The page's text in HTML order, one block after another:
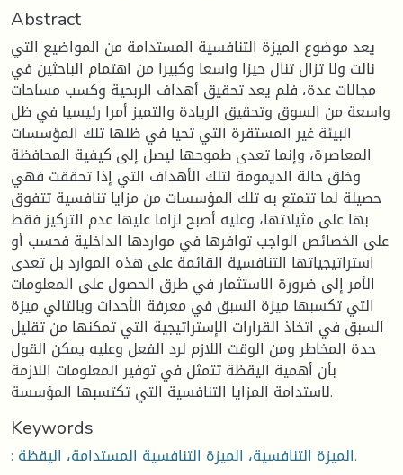
Abstract
يعد موضوع الميزة التنافسية المستدامة من المواضيع التي
نالت ولا تزال تنال حيزا واسعا وكبيرا من اهتمام الباحثين في
مجالات عدة، فلم يعد تحقيق أهداف الربحية وكسب مساحات
واسعة من السوق وتحقيق الريادة والتميز أمرا رئيسيا في ظل
البيئة غير المستقرة التي تحيا في ظلها تلك المؤسسات
المعاصرة، وإنما تعدى طموحها ليصل إلى كيفية المحافظة
وخلق حالة الديمومة لتلك الأهداف التي إذا تحققت فهي
حصيلة لما تتمتع به تلك المؤسسات من مزايا تنافسية تتفوق
بها على مثيلاتها، وعليه أصبح لزاما عليها عدم التركيز فقط
على الخصائص الواجب توافرها في مواردها الداخلية فحسب أو
استراتيجياتها التنافسية القائمة على هذه الموارد بل تعدى
الأمر إلى ضرورة الاستثمار في طرق الحصول على المعلومات
التي تكسبها ميزة السبق في معرفة الأحداث وبالتالي ميزة
السبق في اتخاذ القرارات الإستراتيجية التي تمكنها من تقليل
حدة المخاطر ومن الوقت اللازم لرد الفعل وعليه يمكن القول
بأن أهمية اليقظة تتمثل في توفير المعلومات اللازمة
لاستدامة المزايا التنافسية التي تكتسبها المؤسسة.
Keywords
: الميزة التنافسية، الميزة التنافسية المستدامة، اليقظة.